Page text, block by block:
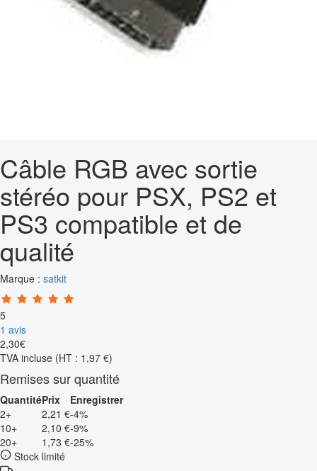
Câble RGB avec sortie
stéréo pour PSX, PS2 et
PS3 compatible et de
qualité
Marque : satkit
5
1 avis
2,30€
TVA incluse (HT : 1,97 €)
Remises sur quantité
QuantitéPrix
Enregistrer
2+
2,21 €-4%
10+
2,10 €-9%
20+
1,73 €-25%
Stock limité